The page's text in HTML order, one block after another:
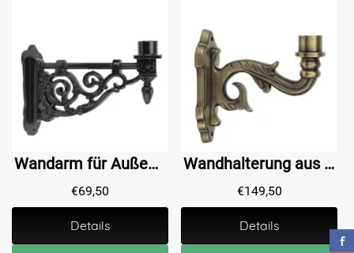
Wandarm für Außenbeleuchtung aus Aluminium, sehr schön!
€69,50
Details
Wandhalterung aus Messing für Außenbeleuchtung - Bronze
€149,50
Details